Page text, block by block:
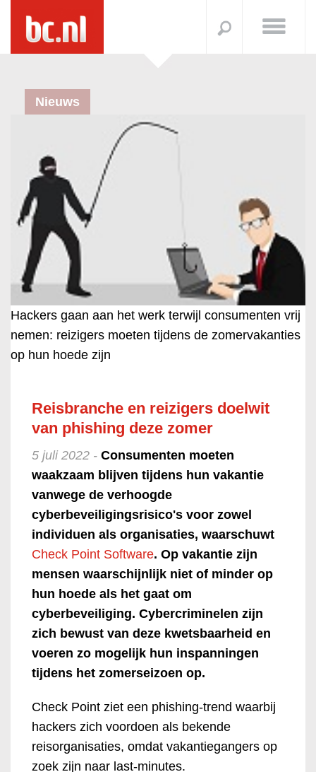
Nieuws
Hackers gaan aan het werk terwijl consumenten vrij
nemen: reizigers moeten tijdens de zomervakanties
op hun hoede zijn
Reisbranche en reizigers doelwit
van phishing deze zomer
5 juli 2022 - Consumenten moeten
waakzaam blijven tijdens hun vakantie
vanwege de verhoogde
cyberbeveiligingsrisico's voor zowel
individuen als organisaties, waarschuwt
Check Point Software. Op vakantie zijn
mensen waarschijnlijk niet of minder op
hun hoede als het gaat om
cyberbeveiliging. Cybercriminelen zijn
zich bewust van deze kwetsbaarheid en
voeren zo mogelijk hun inspanningen
tijdens het zomerseizoen op.
Check Point ziet een phishing-trend waarbij
hackers zich voordoen als bekende
reisorganisaties, omdat vakantiegangers op
zoek zijn naar last-minutes.